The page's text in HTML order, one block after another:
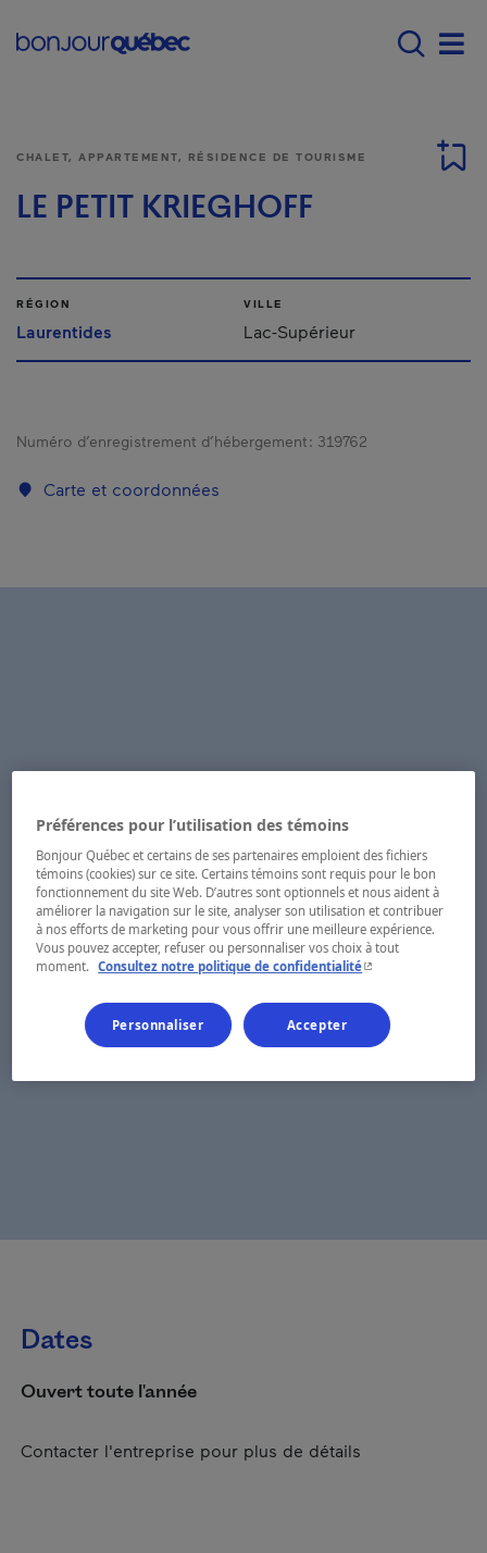
Main navigation -
CHALET, APPARTEMENT, RÉSIDENCE DE TOURISME
LE PETIT KRIEGHOFF
RÉGION
Laurentides
VILLE
Lac-Supérieur
Numéro d’enregistrement d’hébergement : 319762
Carte et coordonnées
Dates
Ouvert toute l'année
Contacter l'entreprise pour plus de détails
Préférences pour l’utilisation des témoins
Bonjour Québec et certains de ses partenaires emploient des fichiers
témoins (cookies) sur ce site. Certains témoins sont requis pour le bon
fonctionnement du site Web. D’autres sont optionnels et nous aident à
améliorer la navigation sur le site, analyser son utilisation et contribuer
à nos efforts de marketing pour vous offrir une meilleure expérience.
Vous pouvez accepter, refuser ou personnaliser vos choix à tout
moment.
Consultez notre politique de confidentialité- Cet hyperlien
Personnaliser Accepter